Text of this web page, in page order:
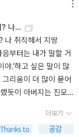
는 의미가 크다.
? 나...
나 취직해서 지땅
부터는 내가 말할 거
야.'하고 싶은 말이 많
리움이 더 많이 묻어
듯이 아버지는 진모
로 아버지는 아들
더보기